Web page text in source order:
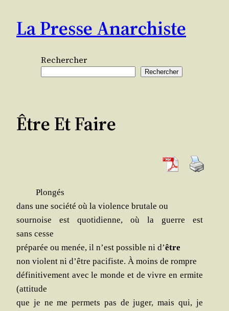
contenu
La Presse Anarchiste
Rechercher
Rechercher
Être Et Faire
Plon­gés
dans une socié­té où la vio­lence bru­tale ou
sour­noise est quo­ti­dienne, où la guerre est
sans cesse
pré­pa­rée ou menée, il n’est pos­sible ni d’être
non violent ni d’être paci­fiste. À moins de rompre
défi­ni­ti­ve­ment avec le monde et de vivre en ermite
(atti­tude
que je ne me per­mets pas de juger, mais qui, je